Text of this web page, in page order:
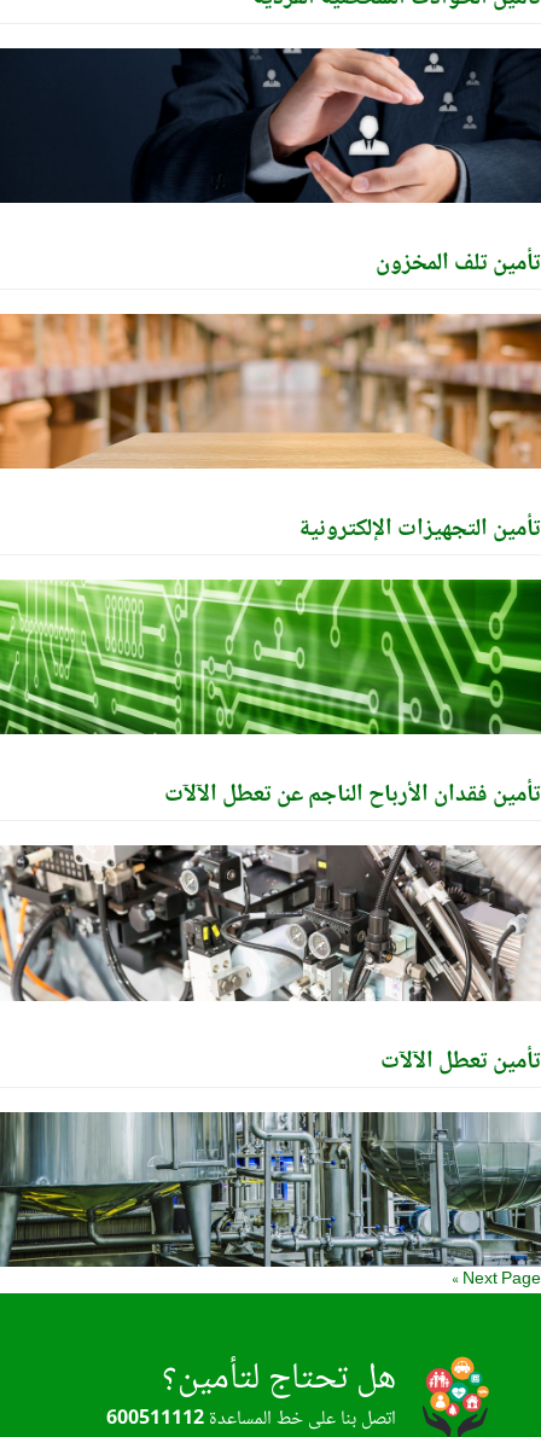
تلف المخزون
التجهيزات الإلكترونية
فقدان الأرباح الناجم عن تعطل الآلآت
تعطل الآلآت
Next
هل تحتاج لتأمين؟
اتصل بنا على خط المساعدة600511112